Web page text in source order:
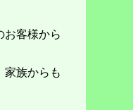
お客様から
家族からも